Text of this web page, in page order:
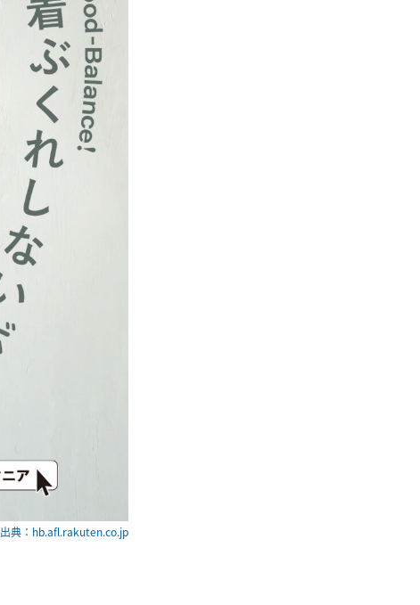
出典：hb.afl.rakuten.co.jp